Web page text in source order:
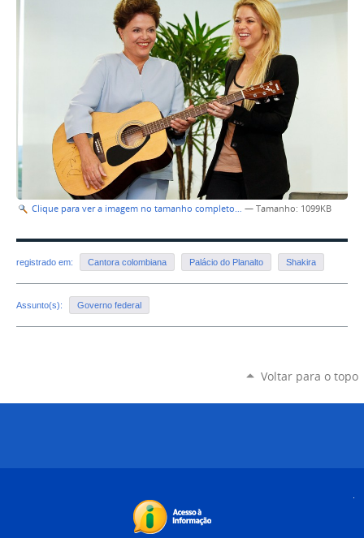
Clique para ver a imagem no tamanho completo… — Tamanho: 1099KB
registrado em: Cantora colombiana Palácio do Planalto Shakira
Assunto(s): Governo federal
Voltar para o topo